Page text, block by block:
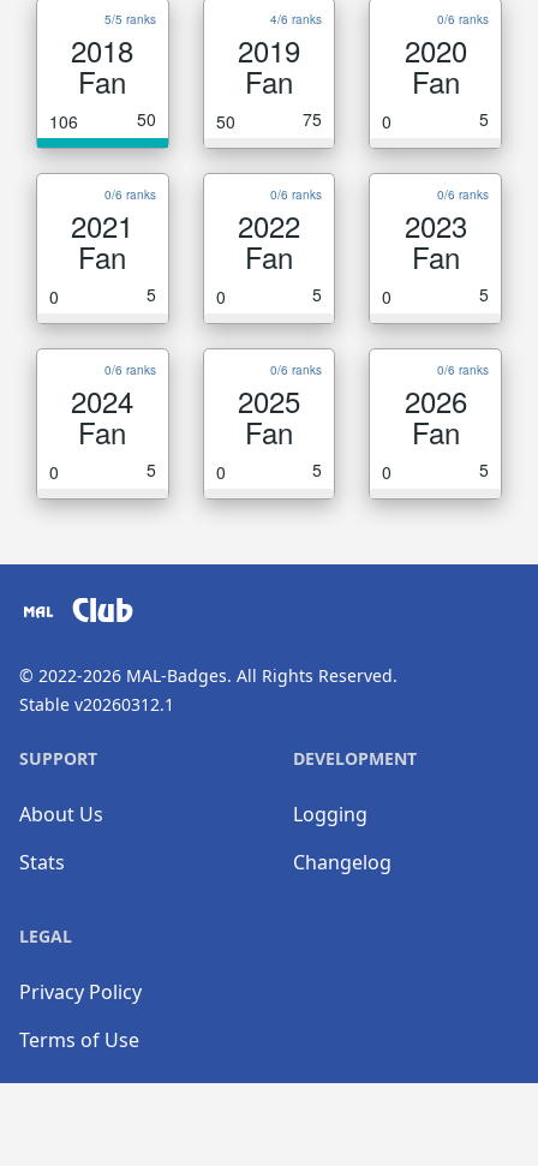
5/5 ranks
2018
Fan
106 50
4/6 ranks
2019
Fan
50 75
0/6 ranks
2020
Fan
0 5
0/6 ranks
2021
Fan
0 5
0/6 ranks
2022
Fan
0 5
0/6 ranks
2023
Fan
0 5
0/6 ranks
2024
Fan
0 5
0/6 ranks
2025
Fan
0 5
0/6 ranks
2026
Fan
0 5
Club
© 2022-2026 MAL-Badges. All Rights Reserved.
Stable v20260312.1
SUPPORT
About Us
Stats
DEVELOPMENT
Logging
Changelog
LEGAL
Privacy Policy
Terms of Use